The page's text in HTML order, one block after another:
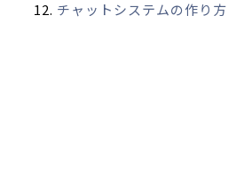
チャットシステムの作り方